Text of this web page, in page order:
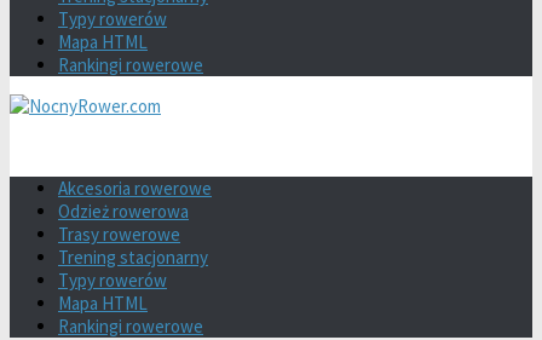
Typy rowerów
Mapa HTML
Rankingi rowerowe
Akcesoria rowerowe
Odzież rowerowa
Trasy rowerowe
Trening stacjonarny
Typy rowerów
Mapa HTML
Rankingi rowerowe